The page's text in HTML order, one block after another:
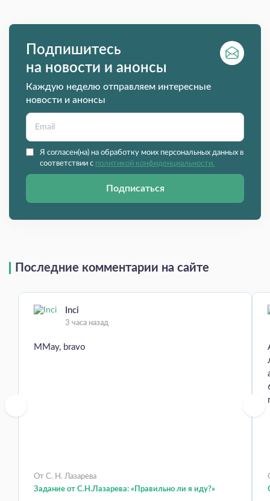
Подпишитесь
на новости и анонсы
Каждую неделю отправляем интересные
новости и анонсы
Я согласен(на) на обработку моих персональных данных в
соответствии с политикой конфиденциальности.
Подписаться
Последние комментарии на сайте
Inci
3 часа назад
MMay, bravo
От С. Н. Лазарева
Задание от С.Н.Лазарева: «Правильно ли я иду?»